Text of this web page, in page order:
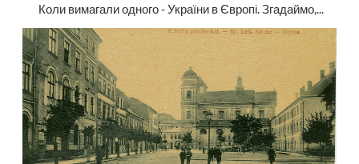
Коли вимагали одного - України в Європі. Згадаймо,...